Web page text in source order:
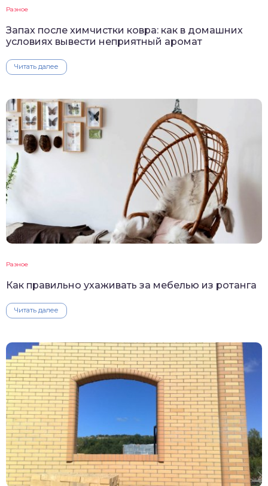
Разное
Запах после химчистки ковра: как в домашних
условиях вывести неприятный аромат
Читать далее
Разное
Как правильно ухаживать за мебелью из ротанга
Читать далее